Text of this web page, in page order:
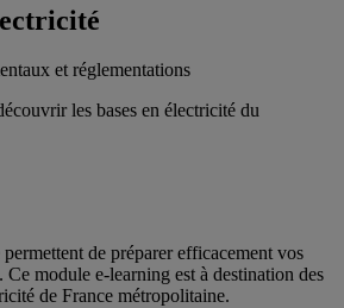
et réglementations
les bases en électricité du
de préparer efficacement vos
module e-learning est à destination des
de France métropolitaine.